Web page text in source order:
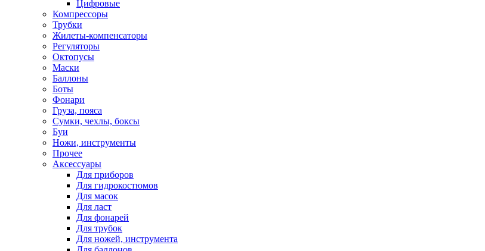
Цифровые
Компрессоры
Трубки
Жилеты-компенсаторы
Регуляторы
Октопусы
Маски
Баллоны
Боты
Фонари
Груза, пояса
Сумки, чехлы, боксы
Буи
Ножи, инструменты
Прочее
Аксессуары
Для приборов
Для гидрокостюмов
Для масок
Для ласт
Для фонарей
Для трубок
Для ножей, инструмента